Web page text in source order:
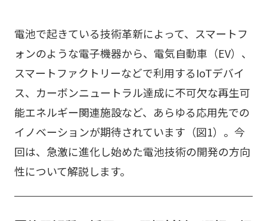
電池で起きている技術革新によって、スマートフ
ォンのような電子機器から、電気自動車（EV）、
スマートファクトリーなどで利用するIoTデバイ
ス、カーボンニュートラル達成に不可欠な再生可
能エネルギー関連施設など、あらゆる応用先での
イノベーションが期待されています（図1）。今
回は、急激に進化し始めた電池技術の開発の方向
性について解説します。